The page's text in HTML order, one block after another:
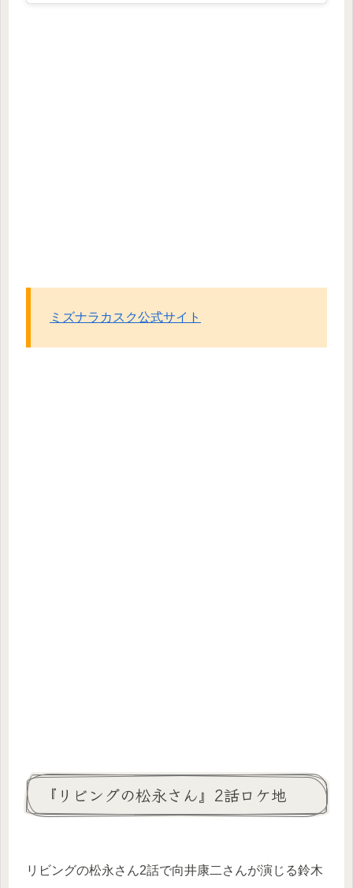
ミズナラカスク公式サイト
『リビングの松永さん』2話ロケ地
リビングの松永さん2話で向井康二さんが演じる鈴木